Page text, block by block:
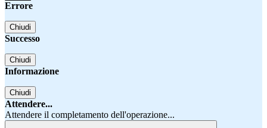
Errore
Chiudi
Successo
Chiudi
Informazione
Chiudi
Attendere...
Attendere il completamento dell'operazione...